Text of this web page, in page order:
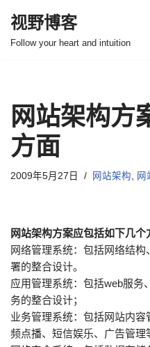
跳
视野博客
Follow your heart and intuition
网站架构方
方面
2009年5月27日 网站架构, 网
网站架构方案应包括如下几个
网络管理系统：包括网络结
署的整合设计。
应用管理系统：包括web服务
务的整合设计；
业务管理系统：包括网站内
频点播、短信娱乐、广告管理